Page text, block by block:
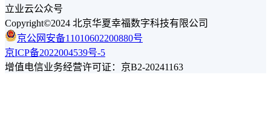
立业云公众号
Copyright©2024 北京华夏幸福数字科技有限公司
京公网安备11010602200880号
京ICP备2022004539号-5
增值电信业务经营许可证：京B2-20241163